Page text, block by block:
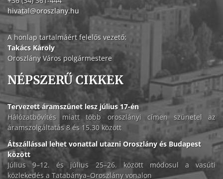
hivatal@oroszlany.hu
A honlap tartalmáért felelős vezető:
Takács Károly
Oroszlány Város polgármestere
NÉPSZERŰ CIKKEK
Tervezett áramszünet lesz július 17-én
Hálózatbővítés miatt több oroszlányi címen szünetel az
áramszolgáltatás 8 és 15.30 között
Átszállással lehet vonattal utazni Oroszlány és Budapest
között
Július 9–12. és július 25–26. között módosul a vasúti
közlekedés a Tatabánya–Oroszlány vonalon